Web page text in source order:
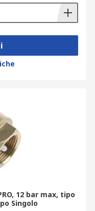
12 bar max, tipo
Singolo